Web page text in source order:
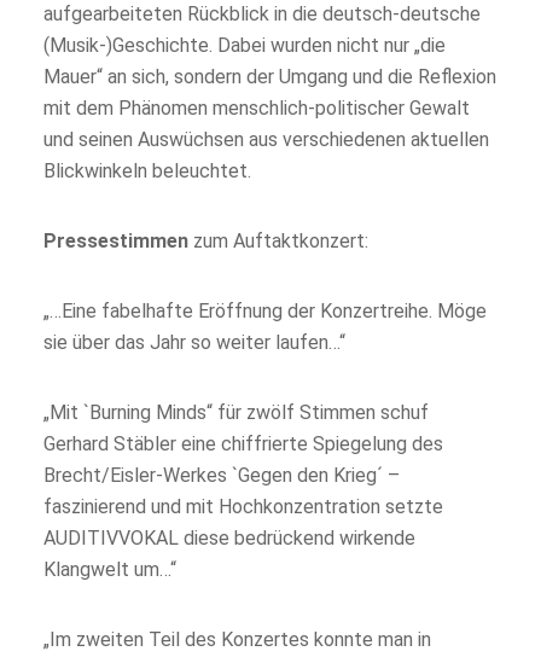
aufgearbeiteten Rückblick in die deutsch-deutsche
(Musik-)Geschichte. Dabei wurden nicht nur „die
Mauer“ an sich, sondern der Umgang und die Reflexion
mit dem Phänomen menschlich-politischer Gewalt
und seinen Auswüchsen aus verschiedenen aktuellen
Blickwinkeln beleuchtet.
Pressestimmen zum Auftaktkonzert:
„…Eine fabelhafte Eröffnung der Konzertreihe. Möge
sie über das Jahr so weiter laufen…“
„Mit `Burning Minds“ für zwölf Stimmen schuf
Gerhard Stäbler eine chiffrierte Spiegelung des
Brecht/Eisler-Werkes `Gegen den Krieg´ –
faszinierend und mit Hochkonzentration setzte
AUDITIVVOKAL diese bedrückend wirkende
Klangwelt um…“
„Im zweiten Teil des Konzertes konnte man in